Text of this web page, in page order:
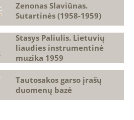
Zenonas Slaviūnas.
Sutartinės (1958-1959)
Stasys Paliulis. Lietuvių
liaudies instrumentinė
muzika 1959
Tautosakos garso įrašų
duomenų bazė